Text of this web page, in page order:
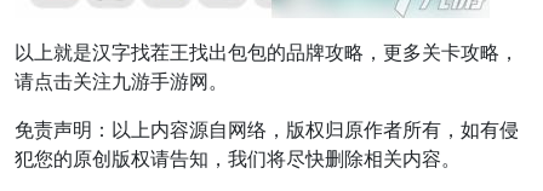
以上就是汉字找茬王找出包包的品牌攻略，更多关卡攻略，
请点击关注九游手游网。
免责声明：以上内容源自网络，版权归原作者所有，如有侵
犯您的原创版权请告知，我们将尽快删除相关内容。